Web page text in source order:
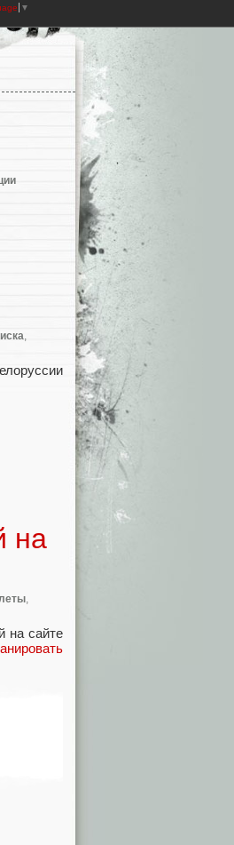
▼
на
,
на сайте